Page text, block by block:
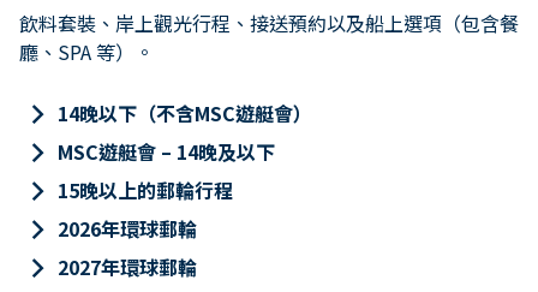
飲料套裝、岸上觀光行程、接送預約以及船上選項（包含餐
廳、SPA 等）。
keyboard_arrow_right 14晚以下（不含MSC遊艇會）
keyboard_arrow_right MSC遊艇會 – 14晚及以下
keyboard_arrow_right 15晚以上的郵輪行程
keyboard_arrow_right 2026年環球郵輪
keyboard_arrow_right 2027年環球郵輪